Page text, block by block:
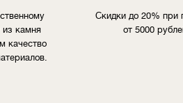
из камня
качество
Скидки до 20% при
от 5000